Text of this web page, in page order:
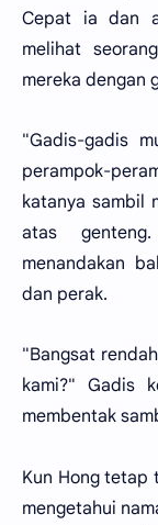
Cepat ia dan
melihat
mereka dengan
"Gadis-gadis
perampok-
katanya sambil
atas
menandakan
dan perak.
"Bangsat
kami?" Gadis
membentak
Kun Hong tetap
mengetahui